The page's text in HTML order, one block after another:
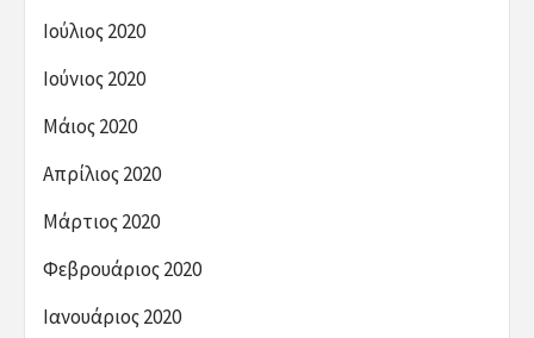
Ιούλιος 2020
Ιούνιος 2020
Μάιος 2020
Απρίλιος 2020
Μάρτιος 2020
Φεβρουάριος 2020
Ιανουάριος 2020